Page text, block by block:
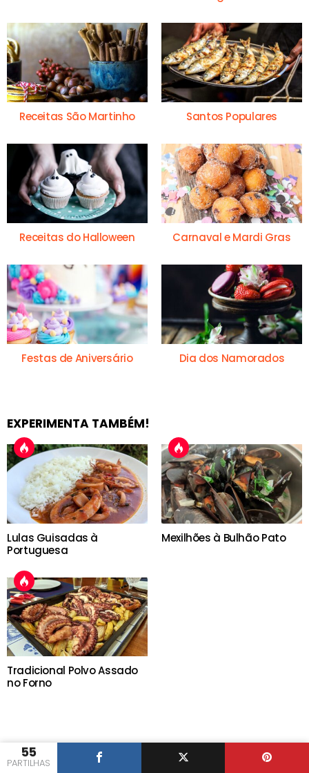
55
PARTILHAS
Receitas São Martinho Santos Populares
Receitas do Halloween Carnaval e Mardi Gras
Festas de Aniversário Dia dos Namorados
EXPERIMENTA TAMBÉM!
Lulas Guisadas à
Portuguesa
Mexilhões à Bulhão Pato
Tradicional Polvo Assado
no Forno